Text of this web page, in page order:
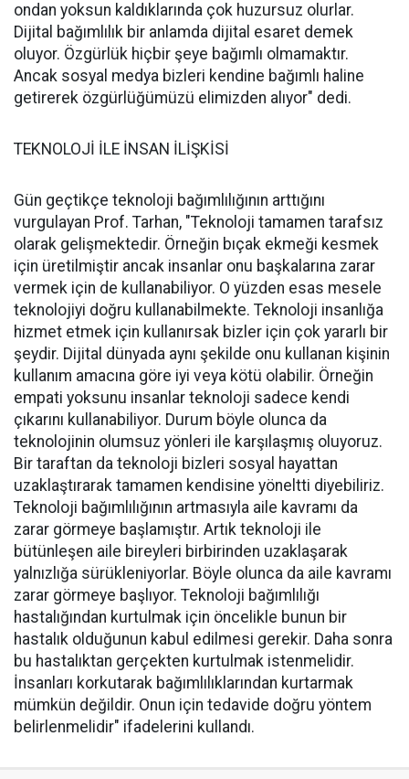
ondan yoksun kaldıklarında çok huzursuz olurlar.
Dijital bağımlılık bir anlamda dijital esaret demek
oluyor. Özgürlük hiçbir şeye bağımlı olmamaktır.
Ancak sosyal medya bizleri kendine bağımlı haline
getirerek özgürlüğümüzü elimizden alıyor" dedi.
TEKNOLOJİ İLE İNSAN İLİŞKİSİ
Gün geçtikçe teknoloji bağımlılığının arttığını
vurgulayan Prof. Tarhan, "Teknoloji tamamen tarafsız
olarak gelişmektedir. Örneğin bıçak ekmeği kesmek
için üretilmiştir ancak insanlar onu başkalarına zarar
vermek için de kullanabiliyor. O yüzden esas mesele
teknolojiyi doğru kullanabilmekte. Teknoloji insanlığa
hizmet etmek için kullanırsak bizler için çok yararlı bir
şeydir. Dijital dünyada aynı şekilde onu kullanan kişinin
kullanım amacına göre iyi veya kötü olabilir. Örneğin
empati yoksunu insanlar teknoloji sadece kendi
çıkarını kullanabiliyor. Durum böyle olunca da
teknolojinin olumsuz yönleri ile karşılaşmış oluyoruz.
Bir taraftan da teknoloji bizleri sosyal hayattan
uzaklaştırarak tamamen kendisine yöneltti diyebiliriz.
Teknoloji bağımlılığının artmasıyla aile kavramı da
zarar görmeye başlamıştır. Artık teknoloji ile
bütünleşen aile bireyleri birbirinden uzaklaşarak
yalnızlığa sürükleniyorlar. Böyle olunca da aile kavramı
zarar görmeye başlıyor. Teknoloji bağımlılığı
hastalığından kurtulmak için öncelikle bunun bir
hastalık olduğunun kabul edilmesi gerekir. Daha sonra
bu hastalıktan gerçekten kurtulmak istenmelidir.
İnsanları korkutarak bağımlılıklarından kurtarmak
mümkün değildir. Onun için tedavide doğru yöntem
belirlenmelidir" ifadelerini kullandı.